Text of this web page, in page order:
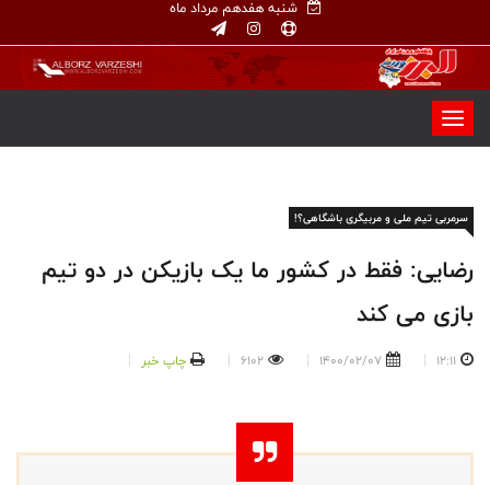
شنبه هفدهم مرداد ماه
سرمربی تیم ملی و مربیگری باشگاهی؟!
رضایی: فقط در کشور ما یک بازیکن در دو تیم
بازی می کند
12:11
1400/02/07
6102 چاپ خبر